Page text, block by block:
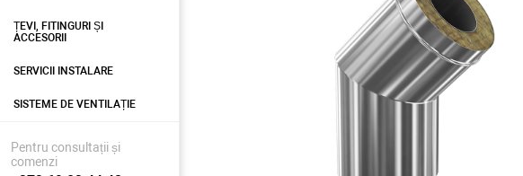
ȚEVI, FITINGURI ȘI
ACCESORII
SERVICII INSTALARE
SISTEME DE VENTILAȚIE
Pentru consultații și
comenzi